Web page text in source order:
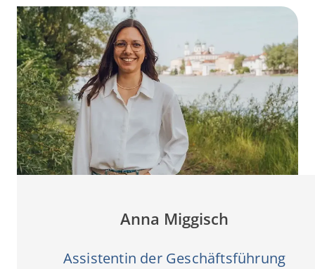
Anna Miggisch
Assistentin der Geschäftsführung